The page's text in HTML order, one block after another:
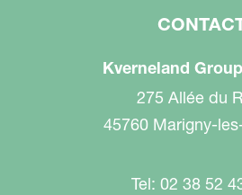
Kverneland
275 Allée du
45760 Marigny-
Tel: 02 38 52